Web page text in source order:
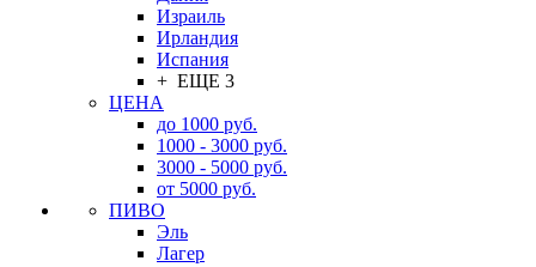
Израиль
Ирландия
Испания
+ ЕЩЕ 3
ЦЕНА
до 1000 руб.
1000 - 3000 руб.
3000 - 5000 руб.
от 5000 руб.
ПИВО
Эль
Лагер